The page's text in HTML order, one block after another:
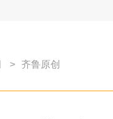
> 齐鲁原创